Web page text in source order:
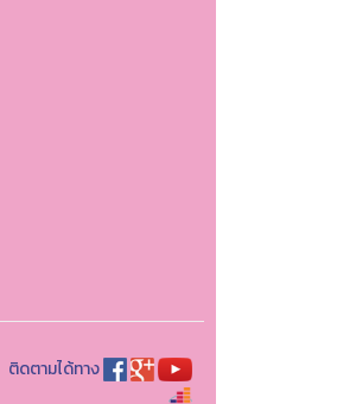
ติดตามได้ทาง